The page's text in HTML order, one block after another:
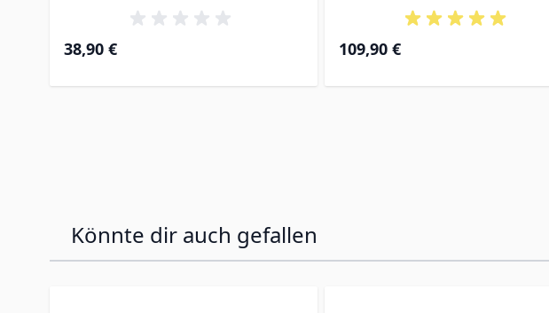
38,90 € 109,90 €
Könnte dir auch gefallen